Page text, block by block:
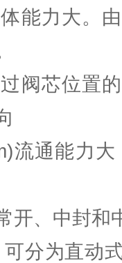
能力大。
阀芯位置
流通能力
开、中封和
分为直动